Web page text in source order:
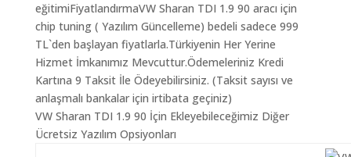
eğitimiFiyatlandırmaVW Sharan TDI 1.9 90 aracı için
chip tuning ( Yazılım Güncelleme) bedeli sadece 999
TL`den başlayan fiyatlarla.Türkiyenin Her Yerine
Hizmet İmkanımız Mevcuttur.Ödemeleriniz Kredi
Kartına 9 Taksit İle Ödeyebilirsiniz. (Taksit sayısı ve
anlaşmalı bankalar için irtibata geçiniz)
VW Sharan TDI 1.9 90 İçin Ekleyebileceğimiz Diğer
Ücretsiz Yazılım Opsiyonları